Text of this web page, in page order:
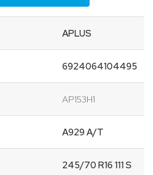
APLUS
6924064104495
AP153H1
A929 A/T
245/70 R16 111 S